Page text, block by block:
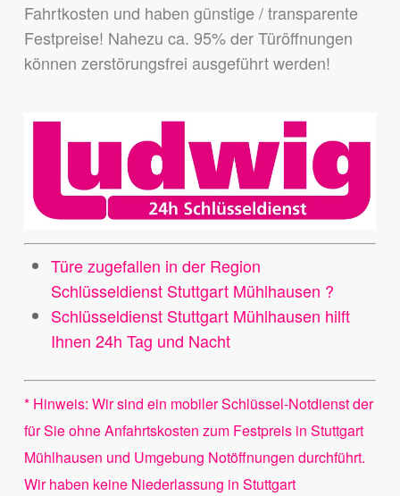
Fahrtkosten und haben günstige / transparente
Festpreise! Nahezu ca. 95% der Türöffnungen
können zerstörungsfrei ausgeführt werden!
Türe zugefallen in der Region
Schlüsseldienst Stuttgart Mühlhausen ?
Schlüsseldienst Stuttgart Mühlhausen hilft
Ihnen 24h Tag und Nacht
* Hinweis: Wir sind ein mobiler Schlüssel-Notdienst der
für Sie ohne Anfahrtskosten zum Festpreis in Stuttgart
Mühlhausen und Umgebung Notöffnungen durchführt.
Wir haben keine Niederlassung in Stuttgart